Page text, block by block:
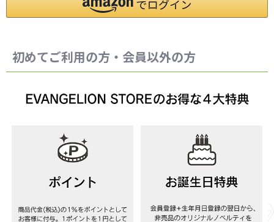
初めてご利用の方・会員以外の方